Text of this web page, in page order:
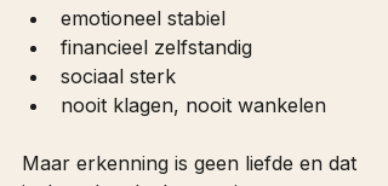
emotioneel stabiel
financieel zelfstandig
sociaal sterk
nooit klagen, nooit wankelen
Maar erkenning is geen liefde en dat